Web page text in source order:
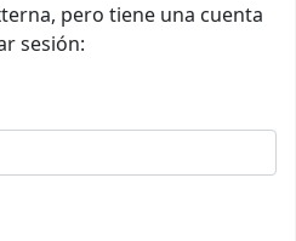
pero tiene una cuenta
sesión: